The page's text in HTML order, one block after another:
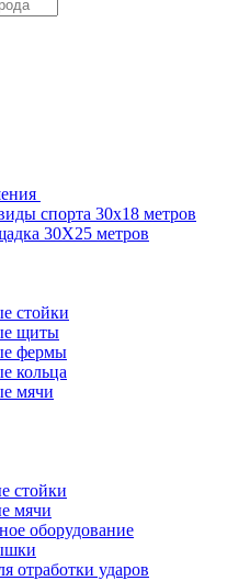
спорта 30x18 метров
30Х25 метров
стойки
щиты
фермы
кольца
мячи
стойки
мячи
оборудование
отработки ударов